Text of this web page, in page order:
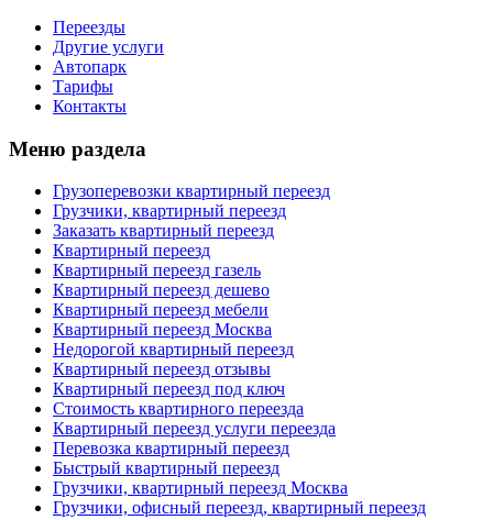
Переезды
Другие услуги
Автопарк
Тарифы
Контакты
Меню раздела
Грузоперевозки квартирный переезд
Грузчики, квартирный переезд
Заказать квартирный переезд
Квартирный переезд
Квартирный переезд газель
Квартирный переезд дешево
Квартирный переезд мебели
Квартирный переезд Москва
Недорогой квартирный переезд
Квартирный переезд отзывы
Квартирный переезд под ключ
Стоимость квартирного переезда
Квартирный переезд услуги переезда
Перевозка квартирный переезд
Быстрый квартирный переезд
Грузчики, квартирный переезд Москва
Грузчики, офисный переезд, квартирный переезд